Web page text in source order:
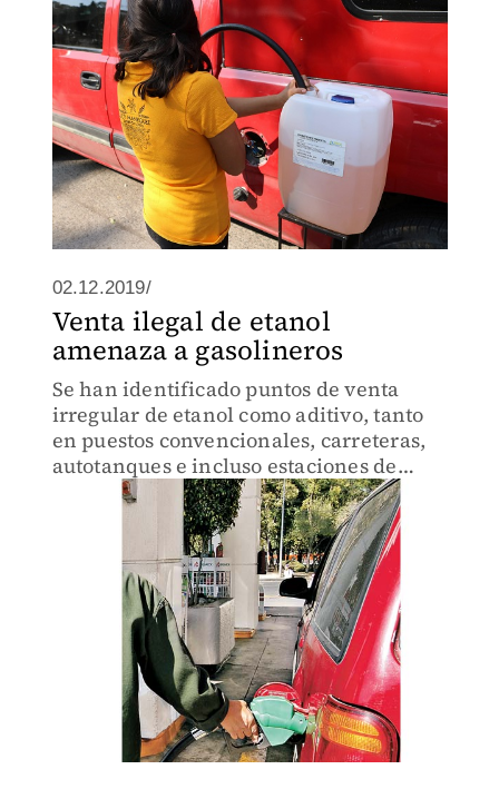
02.12.2019/
Venta ilegal de etanol
amenaza a gasolineros
Se han identificado puntos de venta
irregular de etanol como aditivo, tanto
en puestos convencionales, carreteras,
autotanques e incluso estaciones de
servicio.